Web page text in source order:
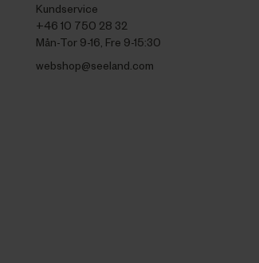
Kundservice
+46 10 750 28 32
Mån-Tor 9-16, Fre 9-15:30
webshop@seeland.com